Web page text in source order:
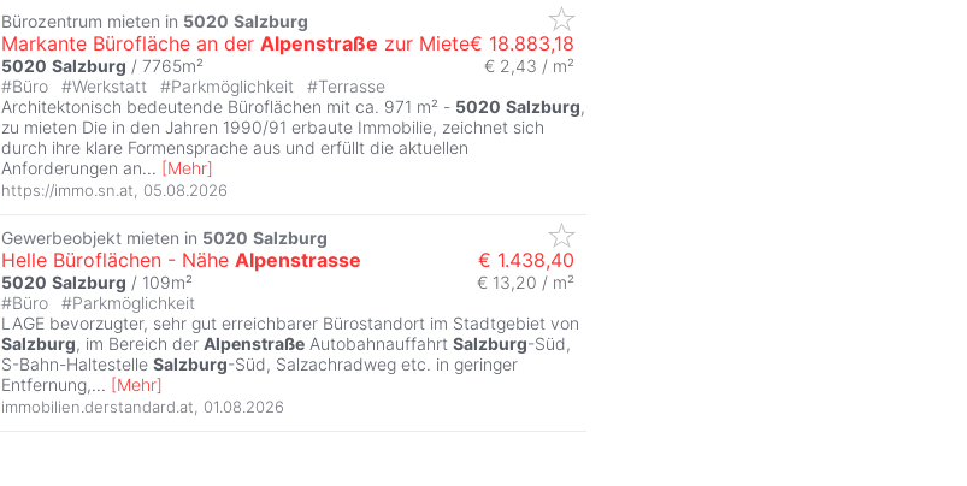
Bürozentrum mieten in 5020 Salzburg
Markante Bürofläche an der Alpenstraße zur Miete€ 18.883,18
5020 Salzburg / 7765m²
€ 2,43 / m²
#Büro #Werkstatt #Parkmöglichkeit #Terrasse
Architektonisch bedeutende Büroflächen mit ca. 971 m² - 5020 Salzburg,
zu mieten Die in den Jahren 1990/91 erbaute Immobilie, zeichnet sich
durch ihre klare Formensprache aus und erfüllt die aktuellen
Anforderungen an... [Mehr]
https://immo.sn.at, 05.08.2026
Gewerbeobjekt mieten in 5020 Salzburg
Helle Büroflächen - Nähe Alpenstrasse € 1.438,40
5020 Salzburg / 109m² € 13,20 / m²
#Büro #Parkmöglichkeit
LAGE bevorzugter, sehr gut erreichbarer Bürostandort im Stadtgebiet von
Salzburg, im Bereich der Alpenstraße Autobahnauffahrt Salzburg-Süd,
S-Bahn-Haltestelle Salzburg-Süd, Salzachradweg etc. in geringer
Entfernung,... [Mehr]
immobilien.derstandard.at, 01.08.2026